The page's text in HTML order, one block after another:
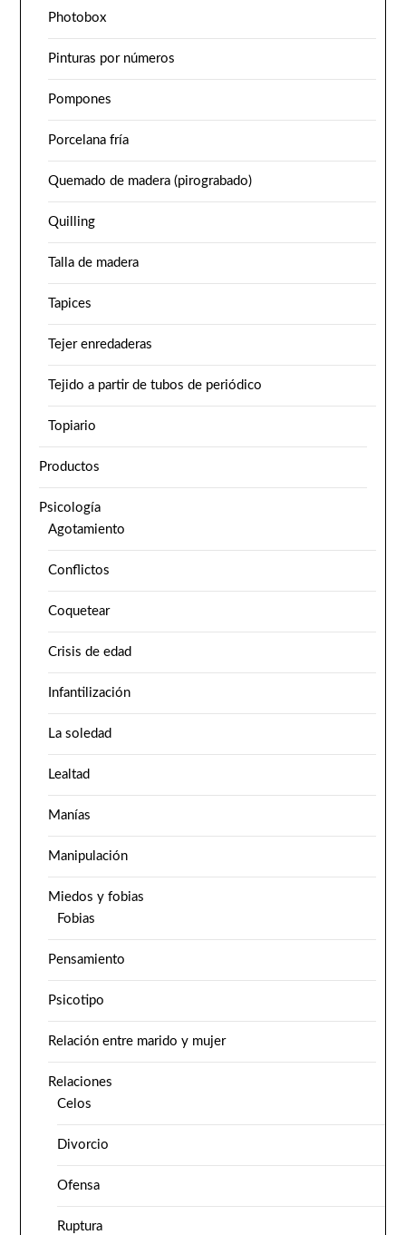
Photobox
Pinturas por números
Pompones
Porcelana fría
Quemado de madera (pirograbado)
Quilling
Talla de madera
Tapices
Tejer enredaderas
Tejido a partir de tubos de periódico
Topiario
Productos
Psicología
Agotamiento
Conflictos
Coquetear
Crisis de edad
Infantilización
La soledad
Lealtad
Manías
Manipulación
Miedos y fobias
Fobias
Pensamiento
Psicotipo
Relación entre marido y mujer
Relaciones
Celos
Divorcio
Ofensa
Ruptura